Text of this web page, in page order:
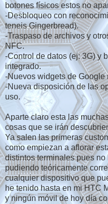
botones físicos estos no
-Desbloqueo con
teneis Gingerbread).
-Traspaso de archivos y
NFC.
-Control de datos (ej: 3G) y
integrado.
-Nuevos widgets de Google
-Nueva disposición de las
uso.
Aparte claro esta las
cosas que se irán
Ya salen las primeras
como empiezan a aflorar
distintos terminales pues
pudiendo teóricamente
cualquier dispositivo que
he tenido hasta en mi HTC
y ningún móvil de hoy día